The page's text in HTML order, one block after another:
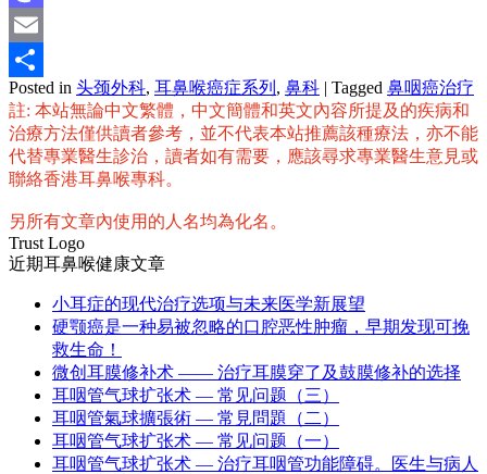
Mastodon
Email
分
享
Posted in 头颈外科, 耳鼻喉癌症系列 , 鼻科 | Tagged 鼻咽癌治疗
註: 本站無論中文繁體，中文簡體和英文內容所提及的疾病和
治療方法僅供讀者參考，並不代表本站推薦該種療法，亦不能
代替專業醫生診治，讀者如有需要，應該尋求專業醫生意見或
聯絡香港耳鼻喉專科。
另所有文章內使用的人名均為化名。
Trust Logo
近期耳鼻喉健康文章
小耳症的现代治疗选项与未来医学新展望
硬颚癌是一种易被忽略的口腔恶性肿瘤，早期发现可挽
救生命！
微创耳膜修补术 —— 治疗耳膜穿了及鼓膜修补的选择
耳咽管气球扩张术 — 常见问题（三）
耳咽管氣球擴張術 — 常見問題（二）
耳咽管气球扩张术 — 常见问题（一）
耳咽管气球扩张术 — 治疗耳咽管功能障碍。医生与病人